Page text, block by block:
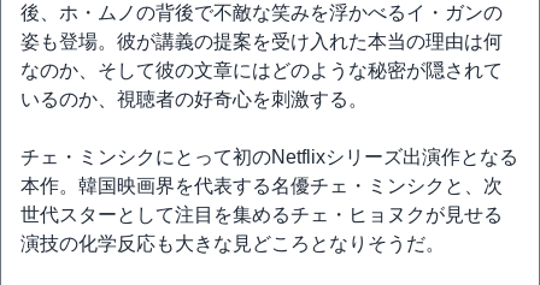
後、ホ・ムノの背後で不敵な笑みを浮かべるイ・ガンの
姿も登場。彼が講義の提案を受け入れた本当の理由は何
なのか、そして彼の文章にはどのような秘密が隠されて
いるのか、視聴者の好奇心を刺激する。
チェ・ミンシクにとって初のNetflixシリーズ出演作となる
本作。韓国映画界を代表する名優チェ・ミンシクと、次
世代スターとして注目を集めるチェ・ヒョヌクが見せる
演技の化学反応も大きな見どころとなりそうだ。